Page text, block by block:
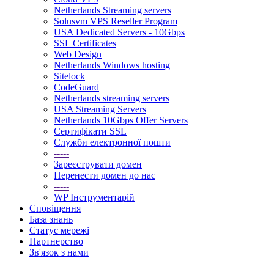
Netherlands Streaming servers
Solusvm VPS Reseller Program
USA Dedicated Servers - 10Gbps
SSL Certificates
Web Design
Netherlands Windows hosting
Sitelock
CodeGuard
Netherlands streaming servers
USA Streaming Servers
Netherlands 10Gbps Offer Servers
Сертифікати SSL
Служби електронної пошти
-----
Зареєструвати домен
Перенести домен до нас
-----
WP Інструментарій
Сповіщення
База знань
Статус мережі
Партнерство
Зв'язок з нами